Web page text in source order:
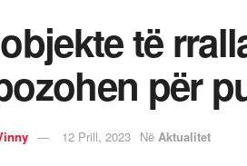
të
për
12 Prill, 2023 Në Aktualitet